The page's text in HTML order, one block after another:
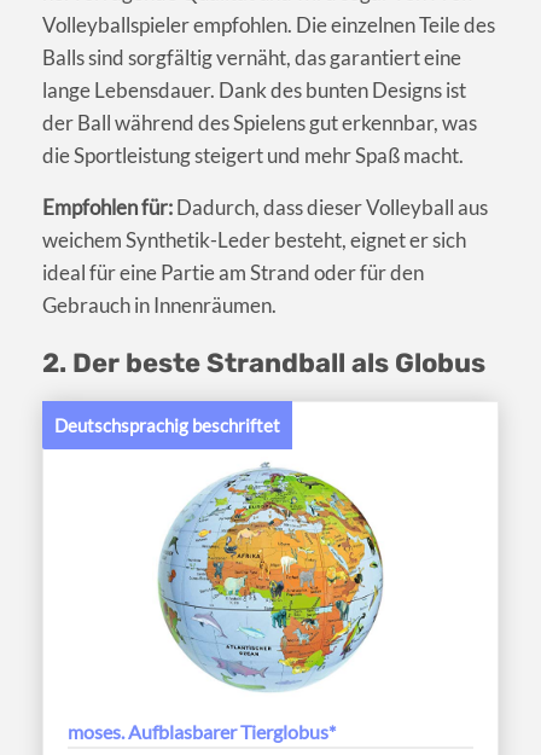
Volleyballspieler empfohlen. Die einzelnen Teile des
Balls sind sorgfältig vernäht, das garantiert eine
lange Lebensdauer. Dank des bunten Designs ist
der Ball während des Spielens gut erkennbar, was
die Sportleistung steigert und mehr Spaß macht.
Empfohlen für:Dadurch, dass dieser Volleyball aus
weichem Synthetik-Leder besteht, eignet er sich
ideal für eine Partie am Strand oder für den
Gebrauch in Innenräumen.
2. Der beste Strandball als Globus
Deutschsprachig beschriftet
moses. Aufblasbarer Tierglobus*